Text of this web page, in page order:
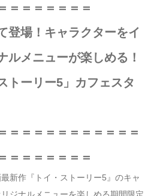
＝＝＝＝＝＝＝
登場！キャラクターをイ
ルメニューが楽しめる！
トーリー5」カフェスタ
＝＝＝＝＝＝＝＝＝＝＝
＝＝＝＝＝＝＝
新作『トイ・ストーリー5』のキャ
ジナルメニューを楽しめる期間限定